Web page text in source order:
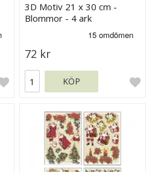
3D Motiv 21 x 30 cm -
Blommor - 4 ark
72 kr
KÖP